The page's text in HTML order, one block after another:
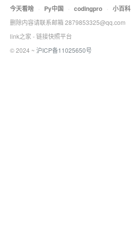
今天看啥 · Py中国 · codingpro · 小百科
删除内容请联系邮箱 2879853325@qq.com
link之家 - 链接快照平台
© 2024 ~ 沪ICP备11025650号